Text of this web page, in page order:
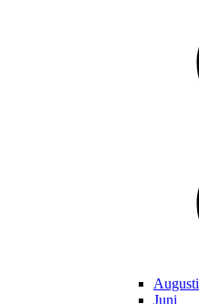
Augusti
Juni